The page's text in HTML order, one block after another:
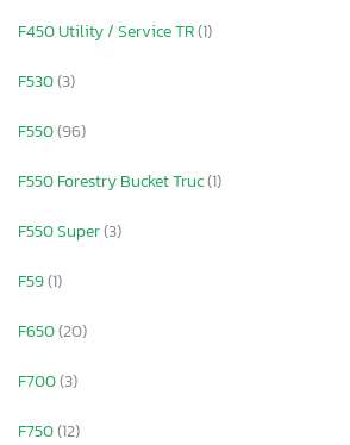
F450 Utility / Service TR(1)
F530(3)
F550(96)
F550 Forestry Bucket Truc(1)
F550 Super(3)
F59(1)
F650(20)
F700(3)
F750(12)